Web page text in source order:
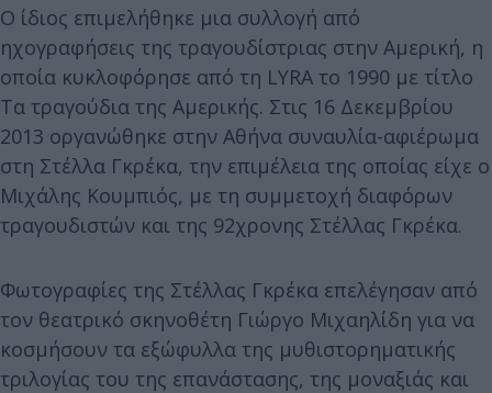
Ο ίδιος επιμελήθηκε μια συλλογή από
ηχογραφήσεις της τραγουδίστριας στην Αμερική, η
οποία κυκλοφόρησε από τη LYRA το 1990 με τίτλο
Τα τραγούδια της Αμερικής. Στις 16 Δεκεμβρίου
2013 οργανώθηκε στην Αθήνα συναυλία-αφιέρωμα
στη Στέλλα Γκρέκα, την επιμέλεια της οποίας είχε ο
Μιχάλης Κουμπιός, με τη συμμετοχή διαφόρων
τραγουδιστών και της 92χρονης Στέλλας Γκρέκα.
Φωτογραφίες της Στέλλας Γκρέκα επελέγησαν από
τον θεατρικό σκηνοθέτη Γιώργο Μιχαηλίδη για να
κοσμήσουν τα εξώφυλλα της μυθιστορηματικής
τριλογίας του της επανάστασης, της μοναξιάς και